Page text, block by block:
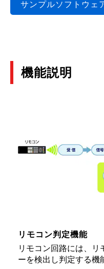
サンプルソフトウェ
機能説明
リモコン判定機能
リモコン回路には、
ーを検出し判定する機